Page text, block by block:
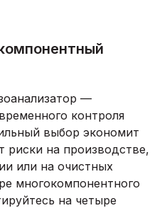
—
контроля
выбор экономит
риски на производстве,
или на очистных
многокомпонентного
на четыре